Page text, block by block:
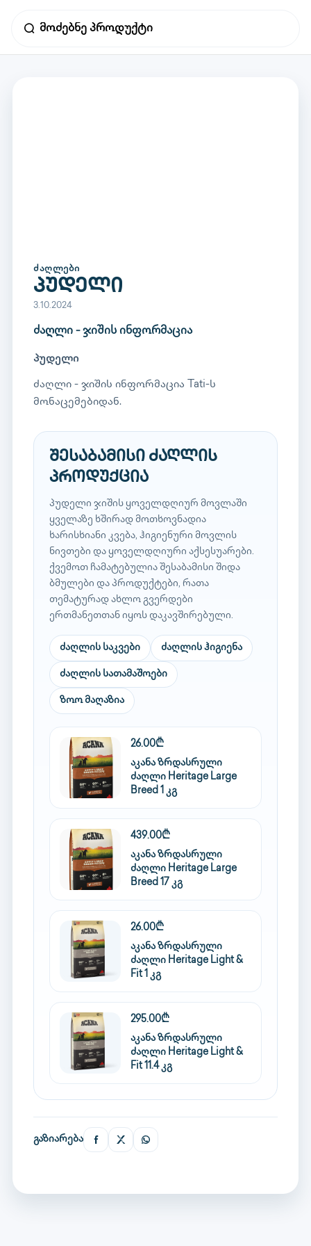
ᲫᲐᲦᲚᲔᲑᲘ
პუდელი
3.10.2024
ძაღლი - ჯიშის ინფორმაცია
პუდელი
ძაღლი - ჯიშის ინფორმაცია Tati-ს
მონაცემებიდან.
შესაბამისი ძაღლის
პროდუქცია
პუდელი ჯიშის ყოველდღიურ მოვლაში
ყველაზე ხშირად მოთხოვნადია
ხარისხიანი კვება, ჰიგიენური მოვლის
ნივთები და ყოველდღიური აქსესუარები.
ქვემოთ ჩამატებულია შესაბამისი შიდა
ბმულები და პროდუქტები, რათა
თემატურად ახლო გვერდები
ერთმანეთთან იყოს დაკავშირებული.
ძაღლის საკვები ძაღლის ჰიგიენა
ძაღლის სათამაშოები
ზოო მაღაზია
26.00₾
აკანა ზრდასრული
ძაღლი Heritage Large
Breed 1 კგ
439.00₾
აკანა ზრდასრული
ძაღლი Heritage Large
Breed 17 კგ
26.00₾
აკანა ზრდასრული
ძაღლი Heritage Light &
Fit 1 კგ
295.00₾
აკანა ზრდასრული
ძაღლი Heritage Light &
Fit 11.4 კგ
გაზიარება